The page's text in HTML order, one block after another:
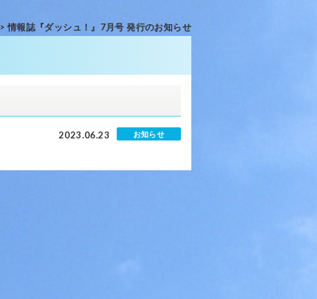
>情報誌『ダッシュ！』7月号 発行のお知らせ
2023.06.23 お知らせ